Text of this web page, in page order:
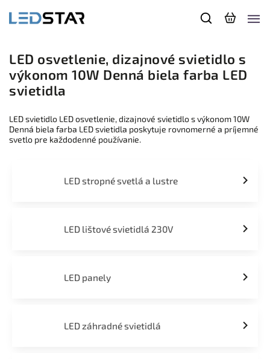
LED osvetlenie, dizajnové svietidlo s
výkonom 10W Denná biela farba LED
svietidla
LED svietidlo LED osvetlenie, dizajnové svietidlo s výkonom 10W
Denná biela farba LED svietidla poskytuje rovnomerné a príjemné
svetlo pre každodenné používanie.
LED stropné svetlá a lustre
LED lištové svietidlá 230V
LED panely
LED záhradné svietidlá